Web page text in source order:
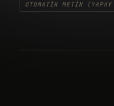
OTOMATIK METIN